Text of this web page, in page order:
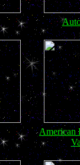
American